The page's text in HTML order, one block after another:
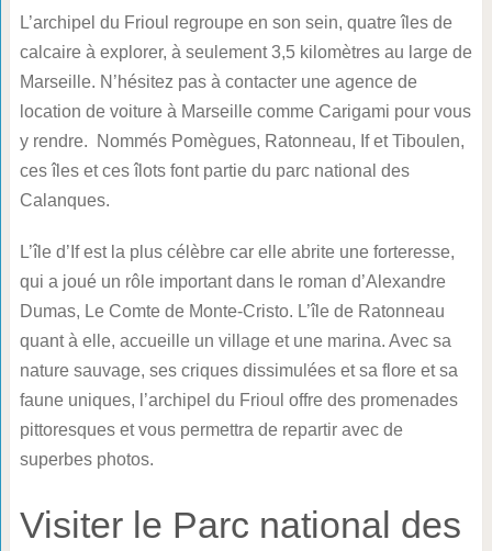
L’archipel du Frioul regroupe en son sein, quatre îles de
calcaire à explorer, à seulement 3,5 kilomètres au large de
Marseille. N’hésitez pas à contacter une agence de
location de voiture à Marseille comme Carigami pour vous
y rendre. Nommés Pomègues, Ratonneau, If et Tiboulen,
ces îles et ces îlots font partie du parc national des
Calanques.
L’île d’If est la plus célèbre car elle abrite une forteresse,
qui a joué un rôle important dans le roman d’Alexandre
Dumas, Le Comte de Monte-Cristo. L’île de Ratonneau
quant à elle, accueille un village et une marina. Avec sa
nature sauvage, ses criques dissimulées et sa flore et sa
faune uniques, l’archipel du Frioul offre des promenades
pittoresques et vous permettra de repartir avec de
superbes photos.
Visiter le Parc national des